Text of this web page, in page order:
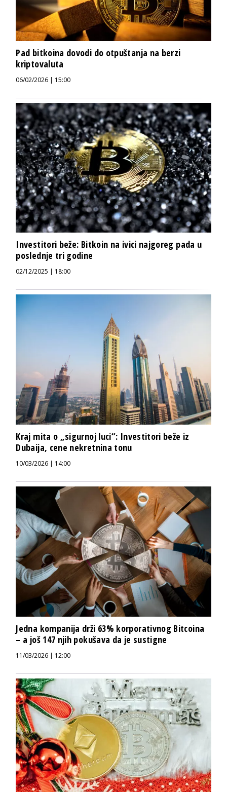
Pad bitkoina dovodi do otpuštanja na berzi
kriptovaluta
06/02/2026 | 15:00
Investitori beže: Bitkoin na ivici najgoreg pada u
poslednje tri godine
02/12/2025 | 18:00
Kraj mita o „sigurnoj luci“: Investitori beže iz
Dubaija, cene nekretnina tonu
10/03/2026 | 14:00
Jedna kompanija drži 63% korporativnog Bitcoina
– a još 147 njih pokušava da je sustigne
11/03/2026 | 12:00